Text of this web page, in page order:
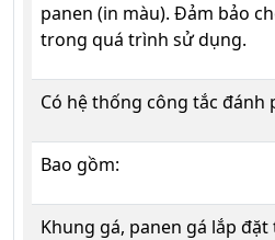
panen (in màu). Đảm bảo
trong quá trình sử dụng.
Có hệ thống công tắc đánh
Bao gồm:
Khung gá, panen gá lắp